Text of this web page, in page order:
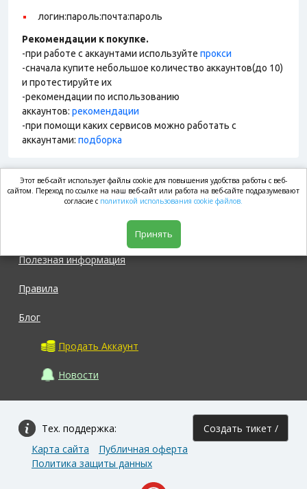
логин:пароль:почта:пароль
Рекомендации к покупке.
-при работе с аккаунтами используйте прокси
-сначала купите небольшое количество аккаунтов(до 10)
и протестируйте их
-рекомендации по использованию
аккаунтов: рекомендации
-при помощи каких сервисов можно работать с
аккаунтами: подборка
market.com
Полезная информация
Правила
Блог
Продать Аккаунт
Новости
Тех. поддержка: Создать тикет /
Карта сайта
Публичная оферта
Политика защиты данных
Этот веб-сайт использует файлы cookie для повышения удобства работы с веб-
сайтом. Переход по ссылке на наш веб-сайт или работа на веб-сайте подразумевают
согласие с политикой использования cookie файлов.
Принять